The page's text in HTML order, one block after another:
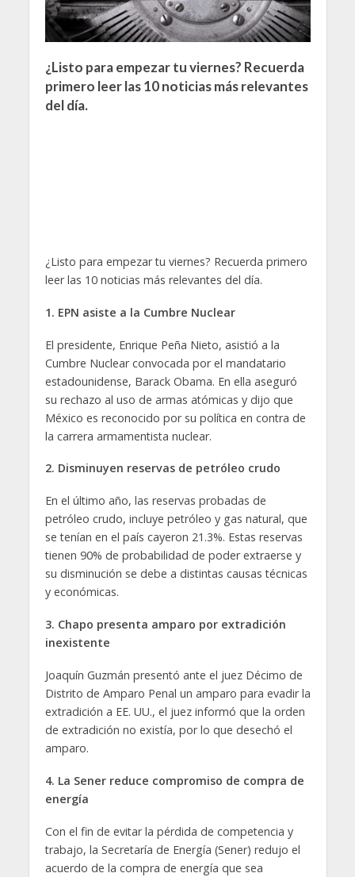
¿Listo para empezar tu viernes? Recuerda
primero leer las 10 noticias más relevantes
del día.
¿Listo para empezar tu viernes? Recuerda primero
leer las 10 noticias más relevantes del día.
1. EPN asiste a la Cumbre Nuclear
El presidente, Enrique Peña Nieto, asistió a la
Cumbre Nuclear convocada por el mandatario
estadounidense, Barack Obama. En ella aseguró
su rechazo al uso de armas atómicas y dijo que
México es reconocido por su política en contra de
la carrera armamentista nuclear.
2. Disminuyen reservas de petróleo crudo
En el último año, las reservas probadas de
petróleo crudo, incluye petróleo y gas natural, que
se tenían en el país cayeron 21.3%. Estas reservas
tienen 90% de probabilidad de poder extraerse y
su disminución se debe a distintas causas técnicas
y económicas.
3. Chapo presenta amparo por extradición
inexistente
Joaquín Guzmán presentó ante el juez Décimo de
Distrito de Amparo Penal un amparo para evadir la
extradición a EE. UU., el juez informó que la orden
de extradición no existía, por lo que desechó el
amparo.
4. La Sener reduce compromiso de compra de
energía
Con el fin de evitar la pérdida de competencia y
trabajo, la Secretaría de Energía (Sener) redujo el
acuerdo de la compra de energía que sea